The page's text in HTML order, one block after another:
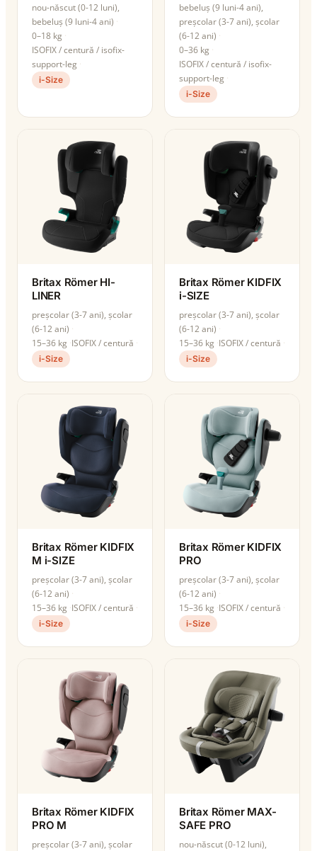
nou-născut (0-12 luni),
bebeluș (9 luni-4 ani)
0–18 kg
ISOFIX / centură / isofix-
support-leg
i-Size
bebeluș (9 luni-4 ani),
preșcolar (3-7 ani), școlar
(6-12 ani)
0–36 kg
ISOFIX / centură / isofix-
support-leg
i-Size
Britax Römer HI-
LINER
preșcolar (3-7 ani), școlar
(6-12 ani)
15–36 kg ISOFIX / centură
i-Size
Britax Römer KIDFIX
i-SIZE
preșcolar (3-7 ani), școlar
(6-12 ani)
15–36 kg ISOFIX / centură
i-Size
Britax Römer KIDFIX
M i-SIZE
preșcolar (3-7 ani), școlar
(6-12 ani)
15–36 kg ISOFIX / centură
i-Size
Britax Römer KIDFIX
PRO
preșcolar (3-7 ani), școlar
(6-12 ani)
15–36 kg ISOFIX / centură
i-Size
Britax Römer KIDFIX
PRO M
preșcolar (3-7 ani), școlar
Britax Römer MAX-
SAFE PRO
nou-născut (0-12 luni),